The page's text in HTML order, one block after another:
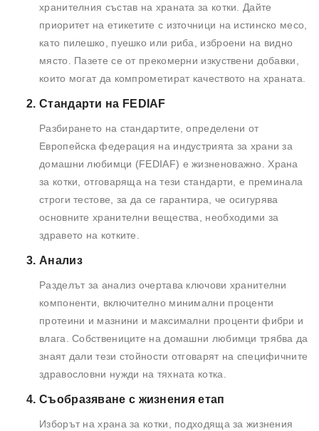
хранителния състав на храната за котки. Дайте
приоритет на етикетите с източници на истинско месо,
като пилешко, пуешко или риба, изброени на видно
място. Пазете се от прекомерни изкуствени добавки,
които могат да компрометират качеството на храната.
Стандарти на FEDIAF
Разбирането на стандартите, определени от
Европейска федерация на индустрията за храни за
домашни любимци (FEDIAF) е жизненоважно. Храна
за котки, отговаряща на тези стандарти, е преминала
строги тестове, за да се гарантира, че осигурява
основните хранителни вещества, необходими за
здравето на котките.
Анализ
Разделът за анализ очертава ключови хранителни
компоненти, включително минимални проценти
протеини и мазнини и максимални проценти фибри и
влага. Собствениците на домашни любимци трябва да
знаят дали тези стойности отговарят на специфичните
здравословни нужди на тяхната котка.
Съобразяване с жизнения етап
Изборът на храна за котки, подходяща за жизнения